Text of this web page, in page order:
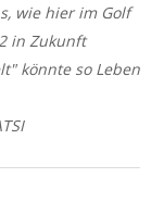
wie hier im Golf
in Zukunft
könnte so Leben